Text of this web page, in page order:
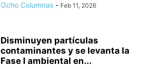
Ocho Columnas - Feb 11, 2026
Disminuyen partículas
contaminantes y se levanta la
Fase I ambiental en...